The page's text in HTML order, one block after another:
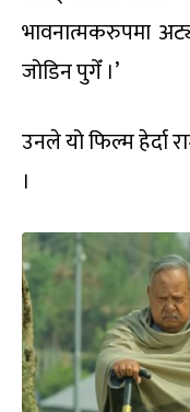
भावनात्मकरुपमा
जोडिन पुगेँ ।’
उनले यो फिल्म हेर्दा
।